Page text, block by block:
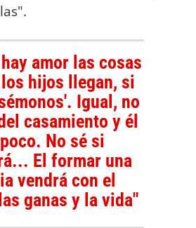
amor las cosas
hijos llegan, si
Igual, no
casamiento y él
No sé si
El formar una
vendrá con el
ganas y la vida"